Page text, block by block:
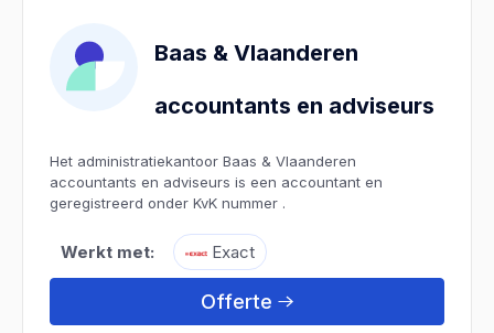
Baas & Vlaanderen
accountants en adviseurs
Het administratiekantoor Baas & Vlaanderen
accountants en adviseurs is een accountant en
geregistreerd onder KvK nummer .
Werkt met: Exact
Offerte